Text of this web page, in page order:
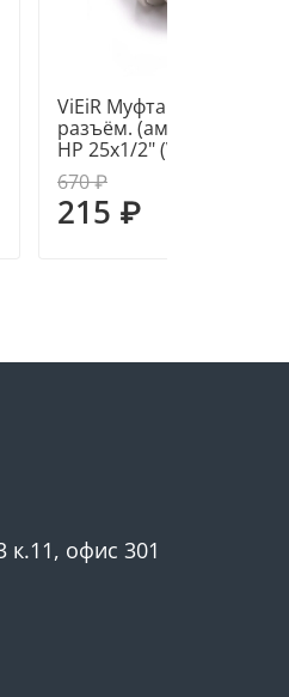
ViEiR Муфта PPR комб.
разъём. (американка)
НР 25х1/2" (VER253M)
670 ₽
215 ₽
к.11, офис 301